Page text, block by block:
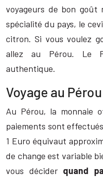
voyageurs de bon goût
spécialité du pays, le
citron. Si vous voulez
allez au Pérou. Le
authentique.
Voyage au
Au Pérou, la monnaie
paiements sont
1 Euro équivaut
de change est variable
vous décider quand